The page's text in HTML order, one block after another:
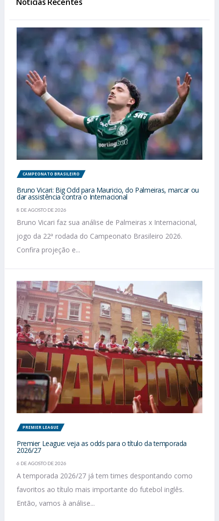
CAMPEONATO BRASILEIRO
Bruno Vicari: Big Odd para Mauricio, do Palmeiras, marcar ou
dar assistência contra o Internacional
8 DE AGOSTO DE 2026
Bruno Vicari faz sua análise de Palmeiras x Internacional,
jogo da 22ª rodada do Campeonato Brasileiro 2026.
Confira projeção e...
PREMIER LEAGUE
Premier League: veja as odds para o título da temporada
2026/27
6 DE AGOSTO DE 2026
A temporada 2026/27 já tem times despontando como
favoritos ao título mais importante do futebol inglês.
Então, vamos à análise...